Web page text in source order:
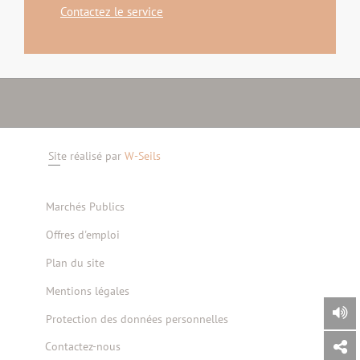
Contactez le service
Site réalisé par W-Seils
Marchés Publics
Offres d'emploi
Plan du site
Mentions légales
Protection des données personnelles
Contactez-nous